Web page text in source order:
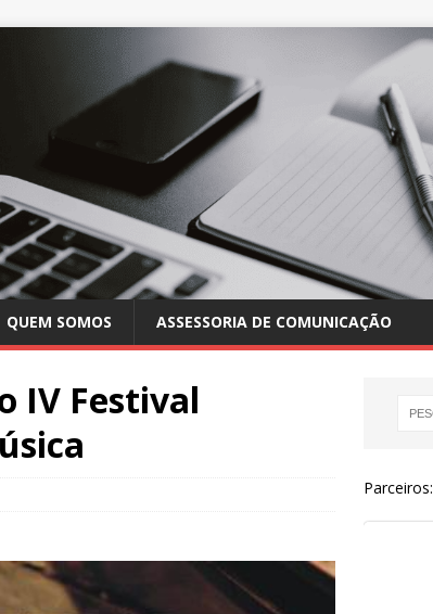
QUEM SOMOS ASSESSORIA DE COMUNICAÇÃO
IV Festival
Parceiros: